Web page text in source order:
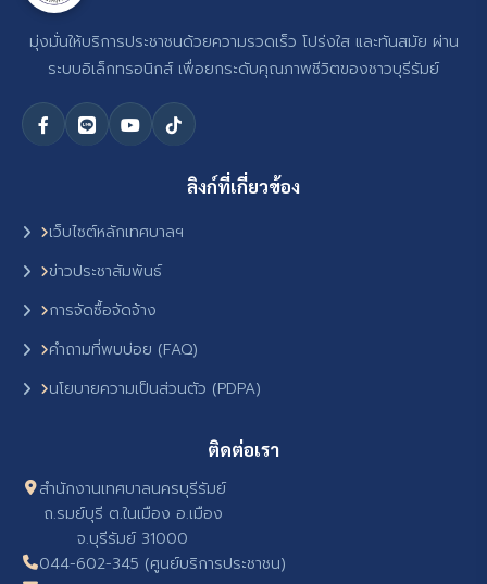
มุ่งมั่นให้บริการประชาชนด้วยความรวดเร็ว โปร่งใส และทันสมัย ผ่าน
ระบบอิเล็กทรอนิกส์ เพื่อยกระดับคุณภาพชีวิตของชาวบุรีรัมย์
ลิงก์ที่เกี่ยวข้อง
เว็บไซต์หลักเทศบาลฯ
ข่าวประชาสัมพันธ์
การจัดซื้อจัดจ้าง
คำถามที่พบบ่อย (FAQ)
นโยบายความเป็นส่วนตัว (PDPA)
ติดต่อเรา
สำนักงานเทศบาลนครบุรีรัมย์
ถ.รมย์บุรี ต.ในเมือง อ.เมือง
จ.บุรีรัมย์ 31000
044-602-345 (ศูนย์บริการประชาชน)